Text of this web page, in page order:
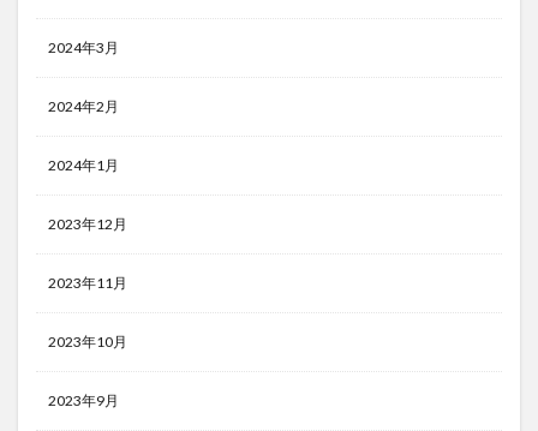
2024年3月
2024年2月
2024年1月
2023年12月
2023年11月
2023年10月
2023年9月